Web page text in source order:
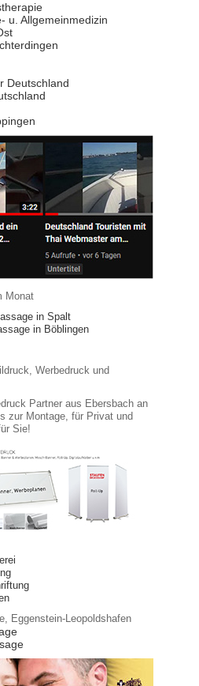
u. Allgemeinmedizin
Deutschland
Monat
in Spalt
in Böblingen
Werbedruck und
Partner aus Ebersbach an
zur Montage, für Privat und
Sie!
Eggenstein-Leopoldshafen